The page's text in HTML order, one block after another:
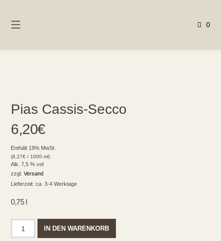
zum
0
Pias Cassis-Secco
6,20€
Enthält 19% MwSt.
(8,27€ / 1000 ml)
Alk. 7,5 % vol
zzgl.Versand
Lieferzeit: ca. 3-4 Werktage
0,75 l
Cassis-
IN DEN WARENKORB